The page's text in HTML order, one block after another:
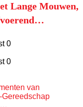
Lange Mouwen,
0
0